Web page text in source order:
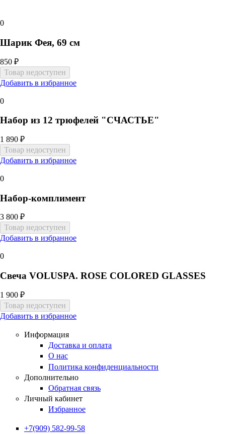
0
Шарик Фея, 69 см
850 ₽
Добавить в избранное
0
Набор из 12 трюфелей "СЧАСТЬЕ"
1 890 ₽
Добавить в избранное
0
Набор-комплимент
3 800 ₽
Добавить в избранное
0
Свеча VOLUSPA. ROSE COLORED GLASSES
1 900 ₽
Добавить в избранное
Информация
Доставка и оплата
О нас
Политика конфиденциальности
Дополнительно
Обратная связь
Личный кабинет
Избранное
+7(909) 582-99-58